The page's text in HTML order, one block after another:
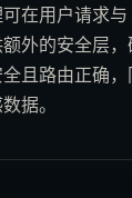
在用户请求
外的安全层
且路由正确
据。